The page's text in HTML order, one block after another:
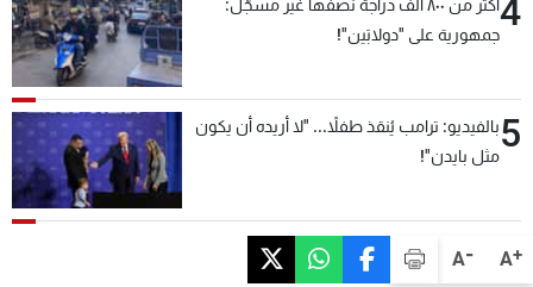
A+
A-
4
أكثر من ٨٠٠ ألف دراجة نصفها غير مسجّل:
جمهورية على "دولابَين"!
5بالفيديو: ترامب يُنقذ طفلاً... "لا أريده أن يكون
مثل بايدن"!